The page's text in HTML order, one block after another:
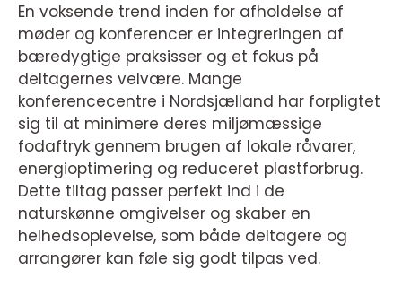
En voksende trend inden for afholdelse af
møder og konferencer er integreringen af
bæredygtige praksisser og et fokus på
deltagernes velvære. Mange
konferencecentre i Nordsjælland har forpligtet
sig til at minimere deres miljømæssige
fodaftryk gennem brugen af lokale råvarer,
energioptimering og reduceret plastforbrug.
Dette tiltag passer perfekt ind i de
naturskønne omgivelser og skaber en
helhedsoplevelse, som både deltagere og
arrangører kan føle sig godt tilpas ved.